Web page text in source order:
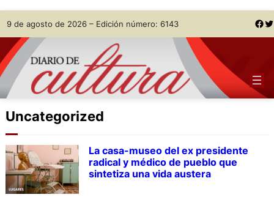
Skip
to
content
9 de agosto de 2026 – Edición número: 6143 Facebook Twitter
Uncategorized
La casa-museo del ex presidente
radical y médico de pueblo que
sintetiza una vida austera